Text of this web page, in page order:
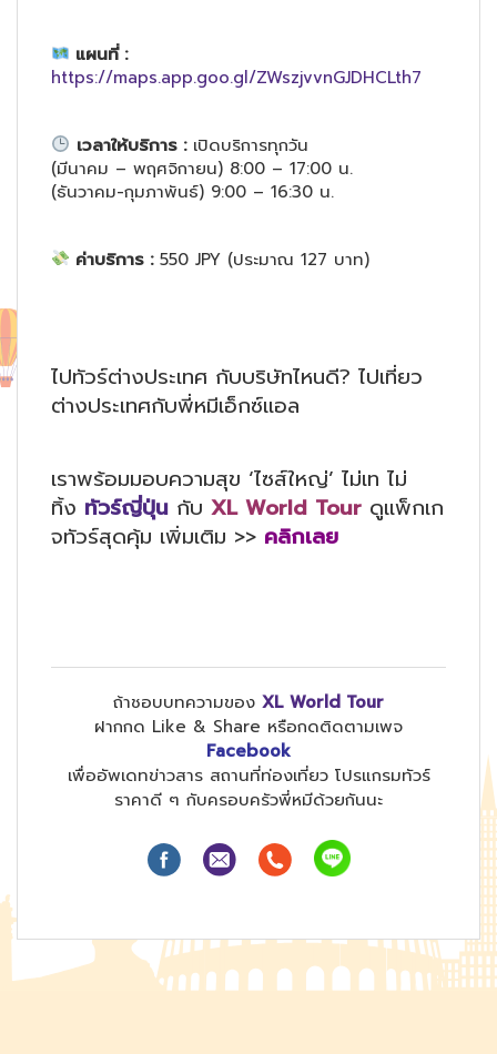
แผนที่ :
https://maps.app.goo.gl/ZWszjvvnGJDHCLth7
เวลาให้บริการ : เปิดบริการทุกวัน
(มีนาคม – พฤศจิกายน) 8:00 – 17:00 น.
(ธันวาคม-กุมภาพันธ์) 9:00 – 16:30 น.
ค่าบริการ :550 JPY (ประมาณ 127 บาท)
ไปทัวร์ต่างประเทศ กับบริษัทไหนดี? ไปเที่ยว
ต่างประเทศกับพี่หมีเอ็กซ์แอล
เราพร้อมมอบความสุข ‘ไซส์ใหญ่’ ไม่เท ไม่
ทิ้ง ทัวร์ญี่ปุ่น กับ XL World Tour ดูแพ็กเก
จทัวร์สุดคุ้ม เพิ่มเติม >> คลิกเลย
ถ้าชอบบทความของ XL World Tour
ฝากกด Like & Share หรือกดติดตามเพจ
Facebook
เพื่ออัพเดทข่าวสาร สถานที่ท่องเที่ยว โปรแกรมทัวร์
ราคาดี ๆ กับครอบครัวพี่หมีด้วยกันนะ